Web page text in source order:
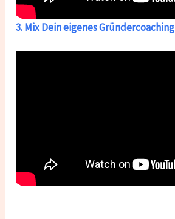
3. Mix Dein eigenes Gründercoaching